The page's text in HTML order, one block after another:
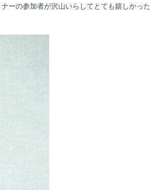
ーの参加者が沢山いらしてとても嬉しかった